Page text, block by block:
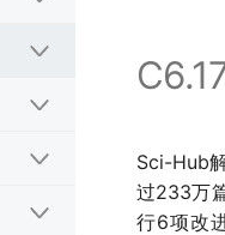
Sci-Hub
过233万
行6项改